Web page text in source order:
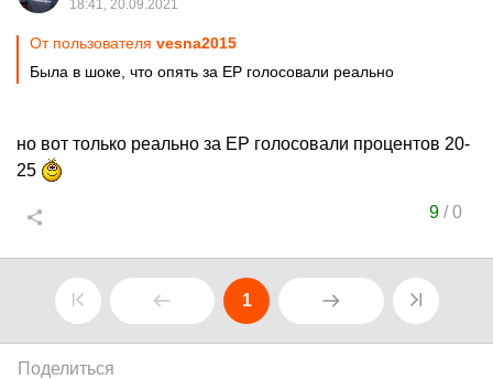
18:41, 20.09.2021
От пользователя vesna2015
Была в шоке, что опять за ЕР голосовали реально
но вот только реально за ЕР голосовали процентов 20-
25
9/0
1
Поделиться